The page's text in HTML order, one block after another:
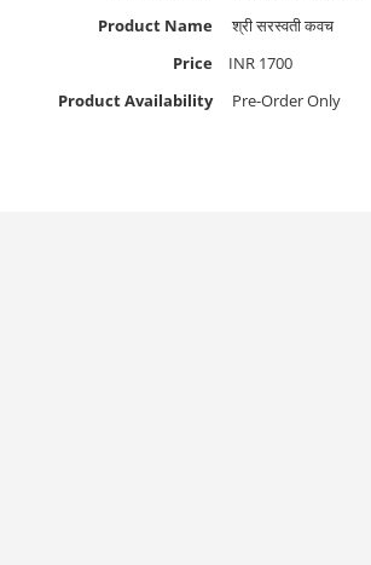
Product Name
श्री सरस्वती कवच
Price
INR 1700
Product Availability
Pre-Order Only